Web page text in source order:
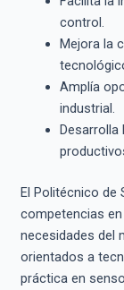
control.
Mejora la
Amplía
industrial.
Desarrolla
El Politécnico de
competencias
necesidades del
orientados a
práctica en